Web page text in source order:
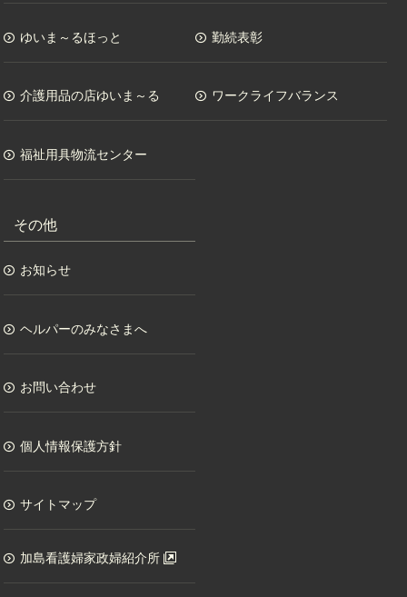
ゆいま～るほっと
介護用品の店ゆいま～る
福祉用具物流センター
勤続表彰
ワークライフバランス
その他
お知らせ
ヘルパーのみなさまへ
お問い合わせ
個人情報保護方針
サイトマップ
加島看護婦家政婦紹介所